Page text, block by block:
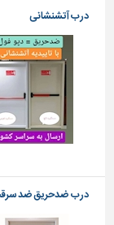
محوطه
و
نما
ساخت
ساز
شهرسازی،
ترافیک
درب آتشنشانی
درب ضدحریق ضد